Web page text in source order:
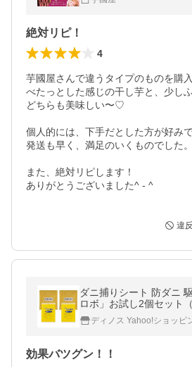
まいも さつま芋 w900
絶対リピ！
4
芋國屋さんで違うタイプのものを購入
べたっとした感じの干し芋と、少し
どちらも美味しい〜♡
個人的には、下手だとした方が好みで
発送も早く、満足のいくものでした。
また、絶対リピします！
ありがとうございました^ - ^
違
ダニ捕りシート 防ダニ
ロボ」お試し2個セット
日革研究所 掃除 お手入
送料無料 651206 ディノ
ディノス Yahoo!ショッピ
効果バツグン！！